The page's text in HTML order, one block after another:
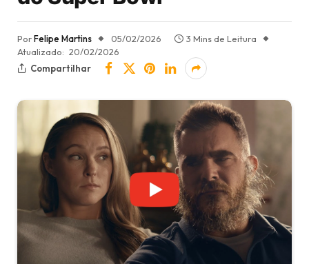
PorFelipe Martins 05/02/2026
3 Mins de Leitura
Atualizado: 20/02/2026
Compartilhar